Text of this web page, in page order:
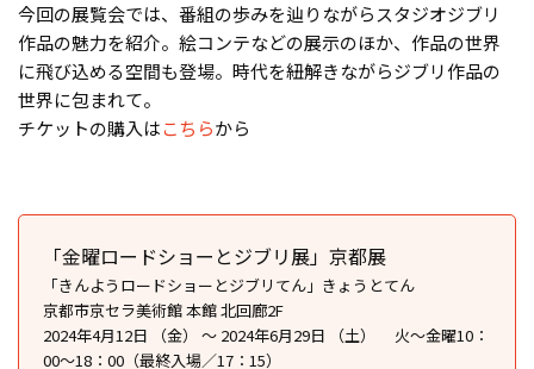
今回の展覧会では、番組の歩みを辿りながらスタジオジブリ
作品の魅力を紹介。絵コンテなどの展示のほか、作品の世界
に飛び込める空間も登場。時代を紐解きながらジブリ作品の
世界に包まれて。
チケットの購入はこちらから
「金曜ロードショーとジブリ展」京都展
「きんようロードショーとジブリてん」きょうとてん
京都市京セラ美術館 本館 北回廊2F
2024年4月12日 （金） ～ 2024年6月29日 （土） 火〜金曜10：
00～18：00（最終入場／17：15）